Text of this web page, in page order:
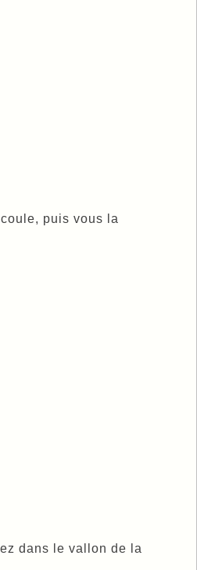
puis vous la
dans le vallon de la